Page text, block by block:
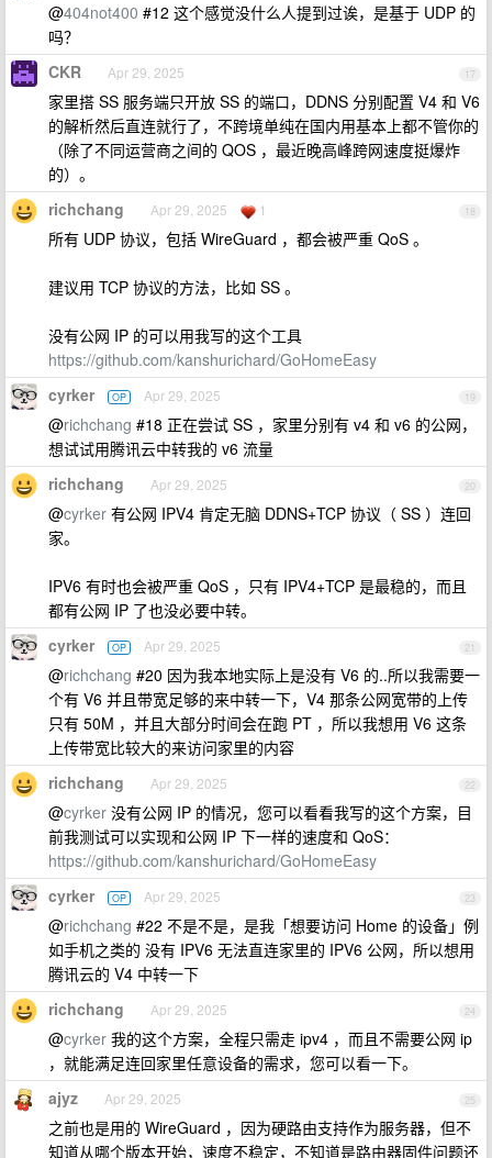
@404not400 #12 这个感觉没什么人提到过诶，是基于 UDP 的
吗？
17
CKR Apr 29, 2025
家里搭 SS 服务端只开放 SS 的端口，DDNS 分别配置 V4 和 V6
的解析然后直连就行了，不跨境单纯在国内用基本上都不管你的
（除了不同运营商之间的 QOS ，最近晚高峰跨网速度挺爆炸
的）。
18
richchang Apr 29, 2025 1
所有 UDP 协议，包括 WireGuard ，都会被严重 QoS 。
建议用 TCP 协议的方法，比如 SS 。
没有公网 IP 的可以用我写的这个工具
https://github.com/kanshurichard/GoHomeEasy
19
cyrker OP Apr 29, 2025
@richchang #18 正在尝试 SS ，家里分别有 v4 和 v6 的公网，
想试试用腾讯云中转我的 v6 流量
20
richchang Apr 29, 2025
@cyrker 有公网 IPV4 肯定无脑 DDNS+TCP 协议（ SS ）连回
家。
IPV6 有时也会被严重 QoS ，只有 IPV4+TCP 是最稳的，而且
都有公网 IP 了也没必要中转。
21
cyrker OP Apr 29, 2025
@richchang #20 因为我本地实际上是没有 V6 的..所以我需要一
个有 V6 并且带宽足够的来中转一下，V4 那条公网宽带的上传
只有 50M ，并且大部分时间会在跑 PT ，所以我想用 V6 这条
上传带宽比较大的来访问家里的内容
22
richchang Apr 29, 2025
@cyrker 没有公网 IP 的情况，您可以看看我写的这个方案，目
前我测试可以实现和公网 IP 下一样的速度和 QoS：
https://github.com/kanshurichard/GoHomeEasy
23
cyrker OP Apr 29, 2025
@richchang #22 不是不是，是我「想要访问 Home 的设备」例
如手机之类的 没有 IPV6 无法直连家里的 IPV6 公网，所以想用
腾讯云的 V4 中转一下
24
richchang Apr 29, 2025
@cyrker 我的这个方案，全程只需走 ipv4 ，而且不需要公网 ip
，就能满足连回家里任意设备的需求，您可以看一下。
25
ajyz Apr 29, 2025
之前也是用的 WireGuard ，因为硬路由支持作为服务器，但不
知道从哪个版本开始，速度不稳定，不知道是路由器固件问题还